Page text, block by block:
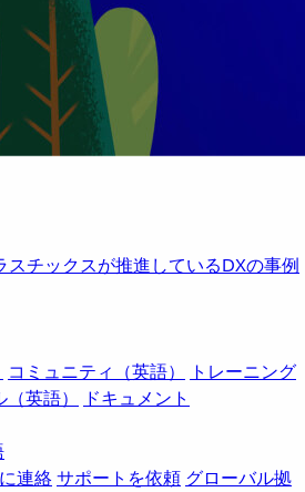
チックスが推進しているDXの事例
コミュニティ（英語）
トレーニング
英語）
ドキュメント
連絡サポートを依頼 グローバル拠